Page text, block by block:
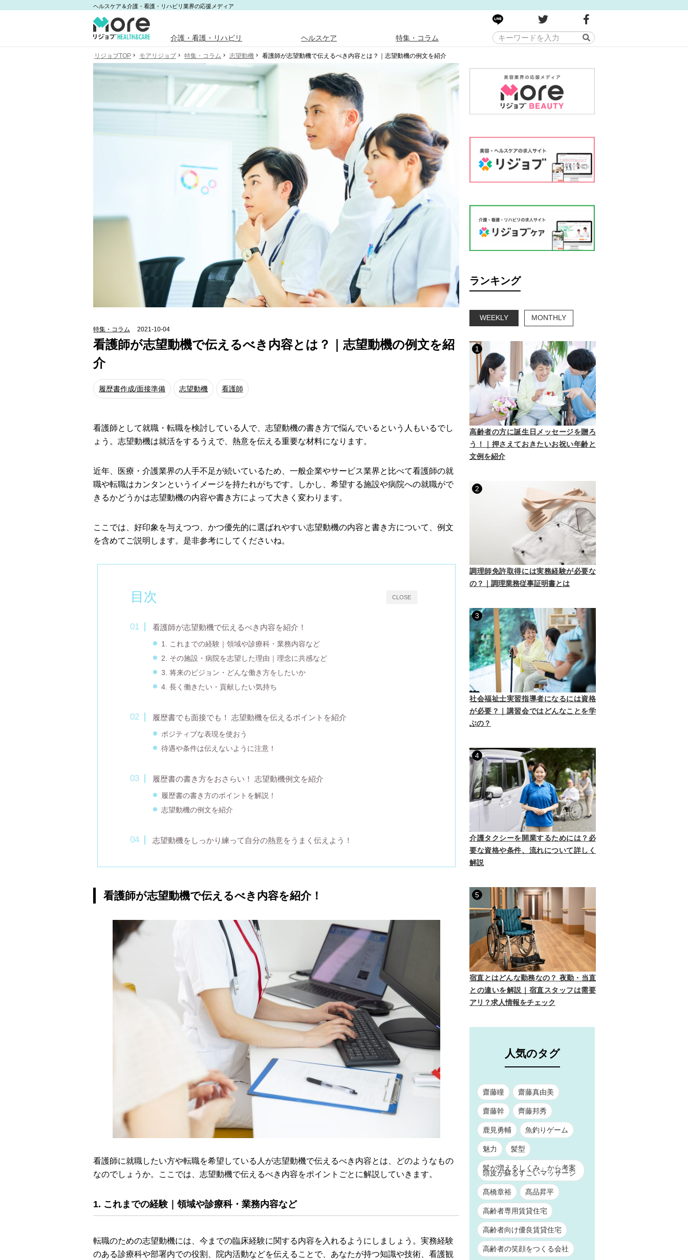
ヘルスケア＆介護・看護・リハビリ業界の応援メディア
介護・看護・リハビリ ヘルスケア 特集・コラム
リジョブTOP モアリジョブ 特集・コラム 志望動機 看護師が志望動機で伝えるべき内容とは？｜志望動機の例文を紹介
特集・コラム 2021-10-04
看護師が志望動機で伝えるべき内容とは？｜志望動機の例文を紹
介
履歴書作成/面接準備 志望動機 看護師
看護師として就職・転職を検討している人で、志望動機の書き方で悩んでいるという人もいるでし
ょう。志望動機は就活をするうえで、熱意を伝える重要な材料になります。
近年、医療・介護業界の人手不足が続いているため、一般企業やサービス業界と比べて看護師の就
職や転職はカンタンというイメージを持たれがちです。しかし、希望する施設や病院への就職がで
きるかどうかは志望動機の内容や書き方によって大きく変わります。
ここでは、好印象を与えつつ、かつ優先的に選ばれやすい志望動機の内容と書き方について、例文
を含めてご説明します。是非参考にしてくださいね。
CLOSE
目次
看護師が志望動機で伝えるべき内容を紹介！
1. これまでの経験｜領域や診療科・業務内容など
2. その施設・病院を志望した理由｜理念に共感など
3. 将来のビジョン・どんな働き方をしたいか
4. 長く働きたい・貢献したい気持ち
履歴書でも面接でも！ 志望動機を伝えるポイントを紹介
ポジティブな表現を使おう
待遇や条件は伝えないように注意！
履歴書の書き方をおさらい！ 志望動機例文を紹介
履歴書の書き方のポイントを解説！
志望動機の例文を紹介
志望動機をしっかり練って自分の熱意をうまく伝えよう！
看護師が志望動機で伝えるべき内容を紹介！
看護師に就職したい方や転職を希望している人が志望動機で伝えるべき内容とは、どのようなもの
なのでしょうか。ここでは、志望動機で伝えるべき内容をポイントごとに解説していきます。
1. これまでの経験｜領域や診療科・業務内容など
転職のための志望動機には、今までの臨床経験に関する内容を入れるようにしましょう。実務経験
のある診療科や部署内での役割、院内活動などを伝えることで、あなたが持つ知識や技術、看護観
ランキング
WEEKLY MONTHLY
1
高齢者の方に誕生日メッセージを贈ろ
う！｜押さえておきたいお祝い年齢と
文例を紹介
2
調理師免許取得には実務経験が必要な
の？｜調理業務従事証明書とは
3
社会福祉士実習指導者になるには資格
が必要？｜講習会ではどんなことを学
ぶの？
4
介護タクシーを開業するためには？必
要な資格や条件、流れについて詳しく
解説
5
宿直とはどんな勤務なの？ 夜勤・当直
との違いを解説｜宿直スタッフは需要
アリ？求人情報をチェック
人気のタグ
齋藤瞳 齋藤真由美
齋藤幹 齊藤邦秀
鹿見勇輔 魚釣りゲーム
魅力 髪型
髪が増えるしくみ」から考案
頭皮が蘇るすごいマッサージ
髙橋章裕 髙品昇平
高齢者専用賃貸住宅
高齢者向け優良賃貸住宅
高齢者の笑顔をつくる会社